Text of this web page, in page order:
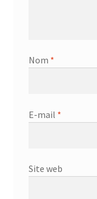
Nom *
E-mail *
Site web